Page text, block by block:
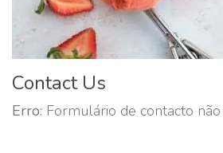
Contact Us
Erro: Formulário de contacto